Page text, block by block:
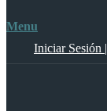
Menu
Iniciar Sesión |